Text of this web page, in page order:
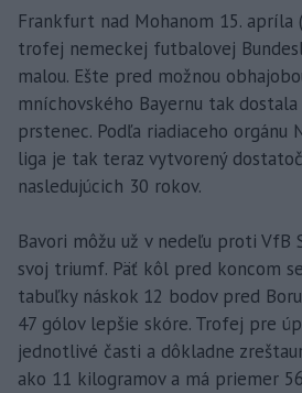
Frankfurt nad Mohanom 15. apríla
trofej nemeckej futbalovej
malou. Ešte pred možnou
mníchovského Bayernu tak
prstenec. Podľa riadiaceho orgánu
liga je tak teraz vytvorený
nasledujúcich 30 rokov.
Bavori môžu už v nedeľu proti
svoj triumf. Päť kôl pred koncom
tabuľky náskok 12 bodov pred
47 gólov lepšie skóre. Trofej pre
jednotlivé časti a dôkladne
ako 11 kilogramov a má priemer